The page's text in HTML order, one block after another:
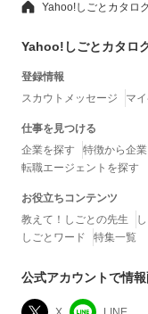
Yahoo!しごとカタロ
Yahoo!しごとカタロ
登録情報
スカウトメッセージ
マ
仕事を見つける
企業を探す
特徴から企
転職エージェントを探す
お役立ちコンテンツ
教えて！しごとの先生
しごとワード
特集一覧
公式アカウントで情